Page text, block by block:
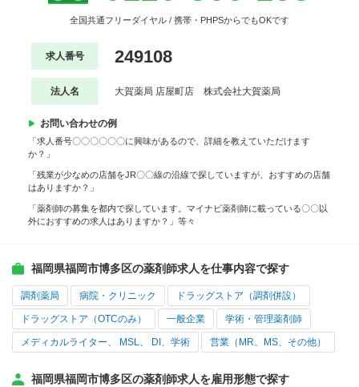
全国共通フリーダイヤル / 携帯・PHPSからでもOKです
求人番号 249108
法人名 大賀薬局 店屋町店 株式会社大賀薬局
お問い合わせの例
「求人番号〇〇〇〇〇〇に興味があるので、詳細を教えていただけます
か？」
「残業が少なめの店舗をJR〇〇線の沿線で探していますが、おすすめの店舗
はありますか？」
「薬剤師の募集を都内で探しています。マイナビ薬剤師に載っている〇〇以
外におすすめの求人はありますか？」等々
福岡県福岡市博多区の薬剤師求人を仕事内容で探す
調剤薬局 病院・クリニック ドラッグストア（調剤併設）
ドラッグストア（OTCのみ） 一般企業 学術・管理薬剤師
メディカルライター、 MSL、 DI、学術 営業（MR、MS、その他）
福岡県福岡市博多区の薬剤師求人を雇用形態で探す